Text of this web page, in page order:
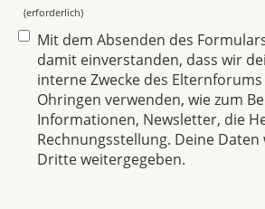
(erforderlich)
Mit dem Absenden des
damit einverstanden, dass wir
interne Zwecke des Elternforums
Ohringen verwenden, wie zum
Informationen, Newsletter, die
Rechnungsstellung. Deine
Dritte weitergegeben.